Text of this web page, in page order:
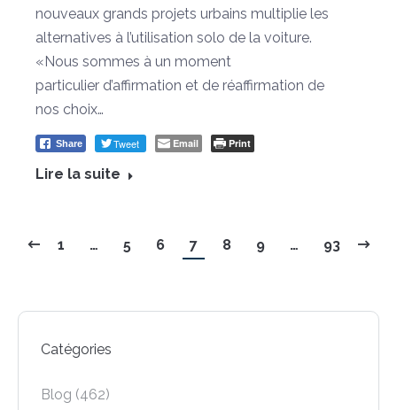
nouveaux grands projets urbains multiplie les
alternatives à l’utilisation solo de la voiture.
«Nous sommes à un moment
particulier d’affirmation et de réaffirmation de
nos choix…
Share Tweet Email Print
Lire la suite
1 … 5 6 7 8 9 … 93
Catégories
Blog (462)